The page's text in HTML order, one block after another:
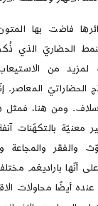
فاضت بها
الحضاريّ
لمزيد من
المعاصر.
ومن هنا، فمثل
معنيّة بالتكهّنات
والفقر والمجاعة
أنّها باراديغم
أيضًا محاولات